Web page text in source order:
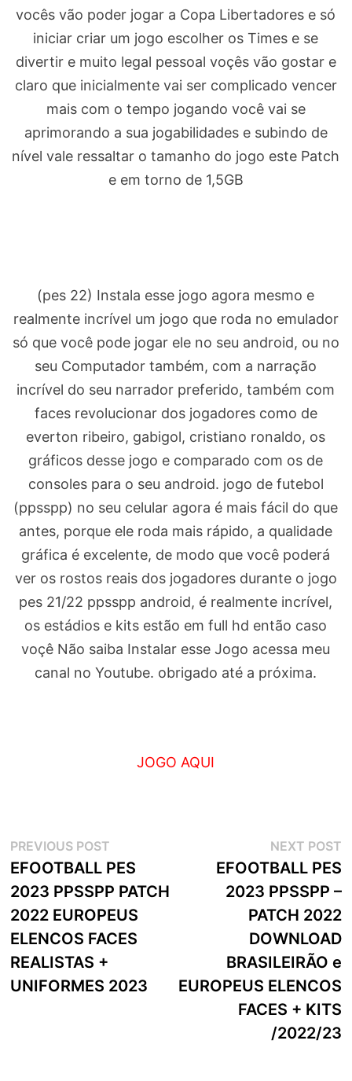
vocês vão poder jogar a Copa Libertadores e só
iniciar criar um jogo escolher os Times e se
divertir e muito legal pessoal voçês vão gostar e
claro que inicialmente vai ser complicado vencer
mais com o tempo jogando você vai se
aprimorando a sua jogabilidades e subindo de
nível vale ressaltar o tamanho do jogo este Patch
e em torno de 1,5GB
(pes 22) Instala esse jogo agora mesmo e
realmente incrível um jogo que roda no emulador
só que você pode jogar ele no seu android, ou no
seu Computador também, com a narração
incrível do seu narrador preferido, também com
faces revolucionar dos jogadores como de
everton ribeiro, gabigol, cristiano ronaldo, os
gráficos desse jogo e comparado com os de
consoles para o seu android. jogo de futebol
(ppsspp) no seu celular agora é mais fácil do que
antes, porque ele roda mais rápido, a qualidade
gráfica é excelente, de modo que você poderá
ver os rostos reais dos jogadores durante o jogo
pes 21/22 ppsspp android, é realmente incrível,
os estádios e kits estão em full hd então caso
voçê Não saiba Instalar esse Jogo acessa meu
canal no Youtube. obrigado até a próxima.
JOGO AQUI
Navegação
de
artigos
PREVIOUS POSTPrevious
post:
EFOOTBALL PES
2023 PPSSPP PATCH
2022 EUROPEUS
ELENCOS FACES
REALISTAS +
UNIFORMES 2023
NEXT POST
EFOOTBALL PES
2023 PPSSPP –
PATCH 2022
DOWNLOAD
BRASILEIRÃO e
EUROPEUS ELENCOS
FACES + KITS
/2022/23